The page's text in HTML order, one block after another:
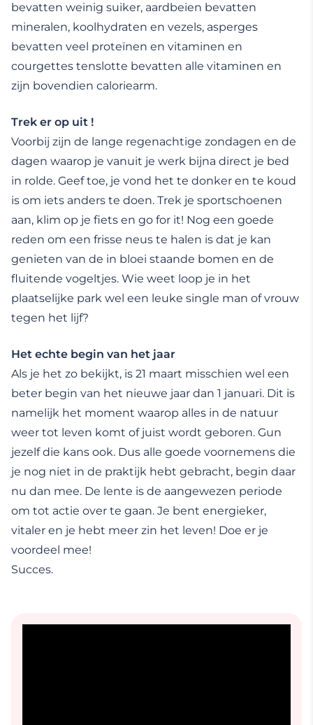
bevatten weinig suiker, aardbeien bevatten
mineralen, koolhydraten en vezels, asperges
bevatten veel proteïnen en vitaminen en
courgettes tenslotte bevatten alle vitaminen en
zijn bovendien caloriearm.
Trek er op uit !
Voorbij zijn de lange regenachtige zondagen en de
dagen waarop je vanuit je werk bijna direct je bed
in rolde. Geef toe, je vond het te donker en te koud
is om iets anders te doen. Trek je sportschoenen
aan, klim op je fiets en go for it! Nog een goede
reden om een frisse neus te halen is dat je kan
genieten van de in bloei staande bomen en de
fluitende vogeltjes. Wie weet loop je in het
plaatselijke park wel een leuke single man of vrouw
tegen het lijf?
Het echte begin van het jaar
Als je het zo bekijkt, is 21 maart misschien wel een
beter begin van het nieuwe jaar dan 1 januari. Dit is
namelijk het moment waarop alles in de natuur
weer tot leven komt of juist wordt geboren. Gun
jezelf die kans ook. Dus alle goede voornemens die
je nog niet in de praktijk hebt gebracht, begin daar
nu dan mee. De lente is de aangewezen periode
om tot actie over te gaan. Je bent energieker,
vitaler en je hebt meer zin het leven! Doe er je
voordeel mee!
Succes.